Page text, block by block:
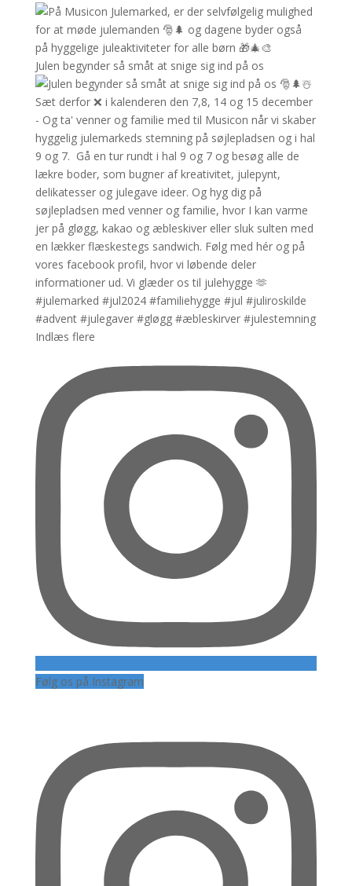
Julen begynder så småt at snige sig ind på os
Indlæs flere
Følg os på Instagram